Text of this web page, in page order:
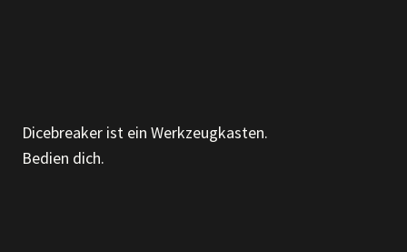
Dicebreaker ist ein Werkzeugkasten.
Bedien dich.